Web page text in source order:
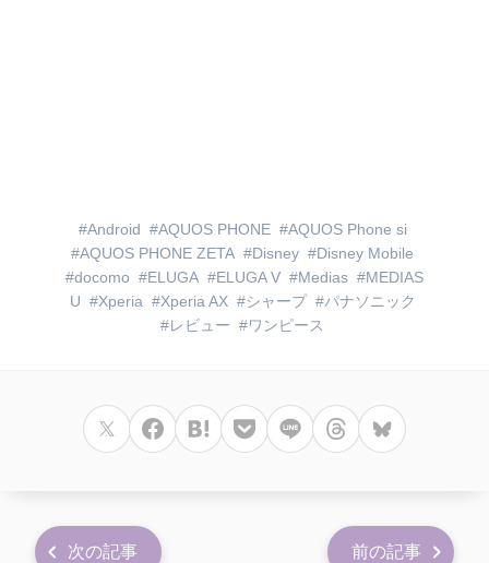
Android AQUOS PHONE
AQUOS Phone si
AQUOS PHONE ZETA
Disney
Disney Mobile
docomo
ELUGA ELUGA V Medias
MEDIAS
U
Xperia Xperia AX シャープ
パナソニック
レビュー
ワンピース
次の記事 前の記事